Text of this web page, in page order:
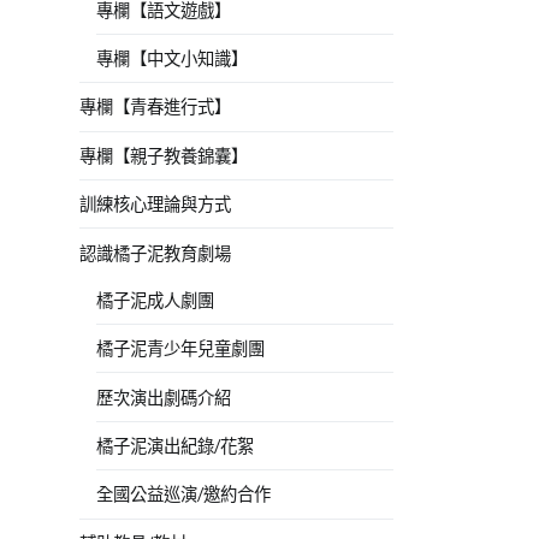
專欄【語文遊戲】
專欄【中文小知識】
專欄【青春進行式】
專欄【親子教養錦囊】
訓練核心理論與方式
認識橘子泥教育劇場
橘子泥成人劇團
橘子泥青少年兒童劇團
歷次演出劇碼介紹
橘子泥演出紀錄/花絮
全國公益巡演/邀約合作